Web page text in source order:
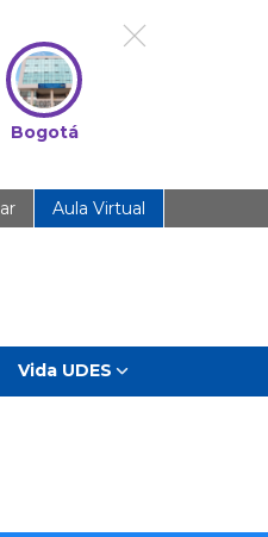
Bogotá
Aula Virtual
Vida UDES